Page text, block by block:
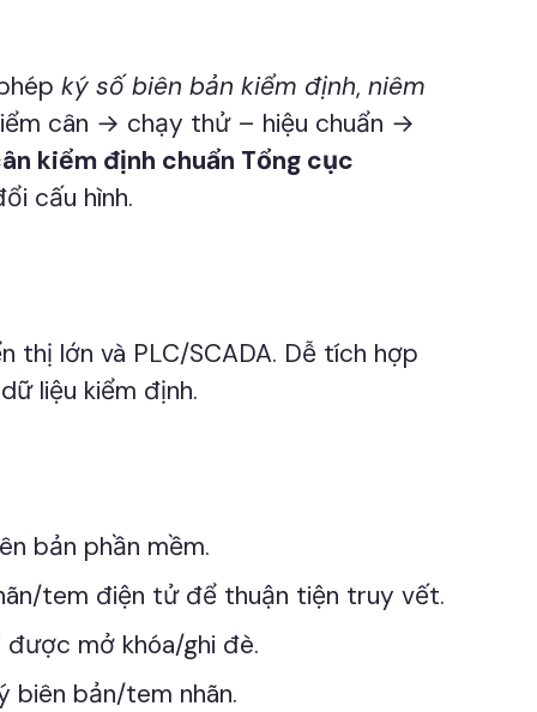
ký số biên bản kiểm định, niêm
cân → chạy thử – hiệu chuẩn →
kiểm định chuẩn Tổng cục
cấu hình.
thị lớn và PLC/SCADA. Dễ tích hợp
liệu kiểm định.
bản phần mềm.
tem điện tử để thuận tiện truy vết.
mở khóa/ghi đè.
biên bản/tem nhãn.